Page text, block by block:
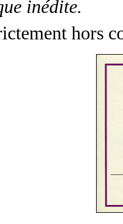
inédite.
hors